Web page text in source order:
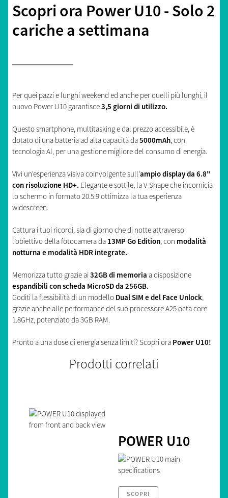
Scopri ora Power U10 - Solo 2
cariche a settimana
Per quei pazzi e lunghi weekend ed anche per quelli più lunghi, il
nuovo Power U10 garantisce3,5 giorni di utilizzo.
Questo smartphone, multitasking e dal prezzo accessibile, è
dotato di una batteria ad alta capacità da5000mAh, con
tecnologia Al, per una gestione migliore del consumo di energia.
Vivi un'esperienza visiva coinvolgente sull’ampio display da 6.8"
con risoluzione HD+. Elegante e sottile, la V-Shape che incornicia
lo schermo in formato 20.5:9 ottimizza la tua esperienza
widescreen.
Cattura i tuoi ricordi, sia di giorno che di notte attraverso
l’obiettivo della fotocamera da 13MP Go Edition, con modalità
notturna e modalità HDR integrate.
Memorizza tutto grazie ai32GB di memoria a disposizione
espandibili con scheda MicroSD da 256GB.
Goditi la flessibilità di un modello Dual SIM e del Face Unlock,
grazie anche alle performance del suo processore A25 octa core
1.8GHz, potenziato da 3GB RAM.
Pronto a una dose di energia senza limiti? Scopri ora Power U10!
Prodotti correlati
POWER U10
SCOPRI